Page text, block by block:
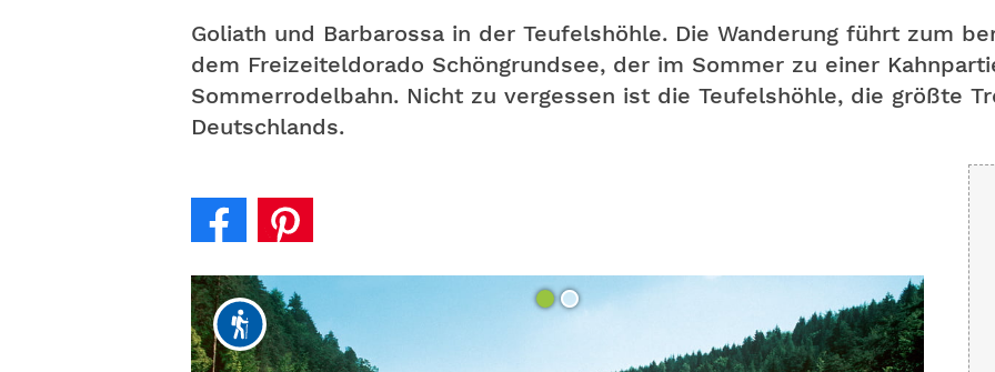
Goliath und Barbarossa in der Teufelshöhle. Die Wanderung führt zum
dem Freizeiteldorado Schöngrundsee, der im Sommer zu einer
Sommerrodelbahn. Nicht zu vergessen ist die Teufelshöhle, die größte
Deutschlands.